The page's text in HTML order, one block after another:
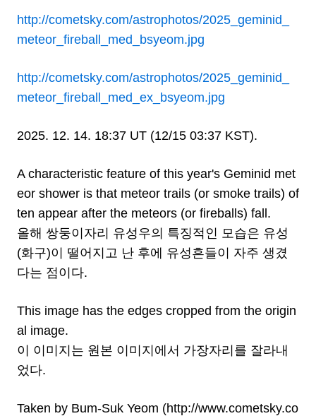
http://cometsky.com/astrophotos/2025_geminid_
meteor_fireball_med_bsyeom.jpg
http://cometsky.com/astrophotos/2025_geminid_
meteor_fireball_med_ex_bsyeom.jpg
2025. 12. 14. 18:37 UT (12/15 03:37 KST).
A characteristic feature of this year's Geminid met
eor shower is that meteor trails (or smoke trails) of
ten appear after the meteors (or fireballs) fall.
올해 쌍둥이자리 유성우의 특징적인 모습은 유성
(화구)이 떨어지고 난 후에 유성흔들이 자주 생겼
다는 점이다.
This image has the edges cropped from the origin
al image.
이 이미지는 원본 이미지에서 가장자리를 잘라내
었다.
Taken by Bum-Suk Yeom (http://www.cometsky.co